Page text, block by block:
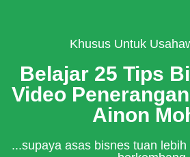
Khusus Untuk
Belajar 25 Tips
Video
Ainon
...supaya asas bisnes tuan